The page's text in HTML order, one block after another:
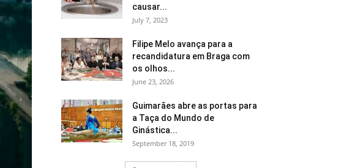
causar...
July 7, 2023
Filipe Melo avança para a
recandidatura em Braga com
os olhos...
June 23, 2026
Guimarães abre as portas para
a Taça do Mundo de
Ginástica...
September 18, 2019